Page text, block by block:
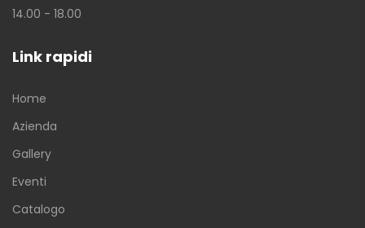
14.00 - 18.00
Link rapidi
Home
Azienda
Gallery
Eventi
Catalogo